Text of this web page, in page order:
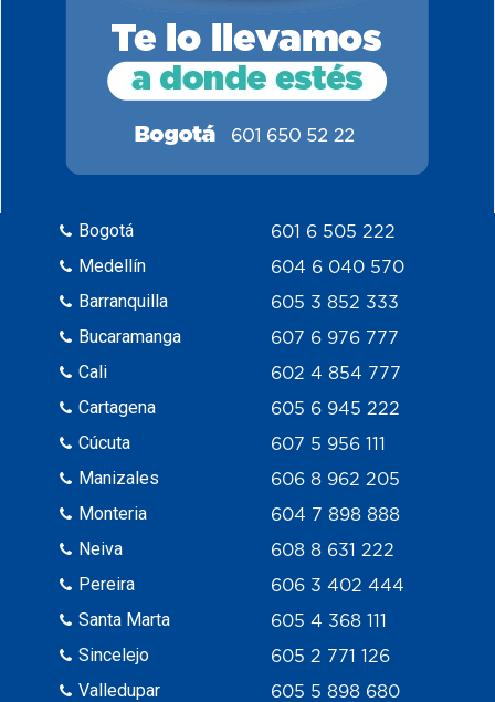
Bogotá
Medellín
Barranquilla
Bucaramanga
Cali
Cartagena
Cúcuta
Manizales
Monteria
Neiva
Pereira
Santa Marta
Sincelejo
Valledupar
601 6 505 222
604 6 040 570
605 3 852 333
607 6 976 777
602 4 854 777
605 6 945 222
607 5 956 111
606 8 962 205
604 7 898 888
608 8 631 222
606 3 402 444
605 4 368 111
605 2 771 126
605 5 898 680